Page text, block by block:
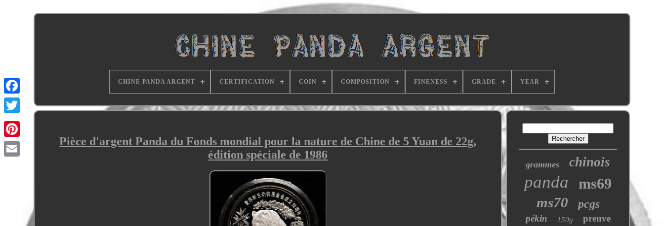
CHINE PANDA ARGENT CERTIFICATION COIN COMPOSITION FINENESS GRADE YEAR
Pièce d'argent Panda du Fonds mondial pour la nature de Chine de 5 Yuan de 22g,
édition spéciale de 1986
grammes chinois
panda ms69
ms70 pcgs
pékin 150g preuve